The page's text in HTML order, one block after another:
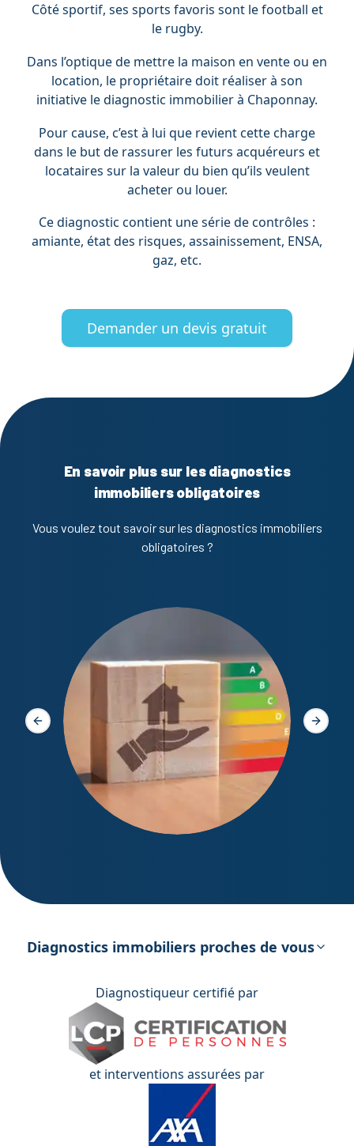
Côté sportif, ses sports favoris sont le football et
le rugby.
Dans l’optique de mettre la maison en vente ou en
location, le propriétaire doit réaliser à son
initiative le diagnostic immobilier à Chaponnay.
Pour cause, c’est à lui que revient cette charge
dans le but de rassurer les futurs acquéreurs et
locataires sur la valeur du bien qu’ils veulent
acheter ou louer.
Ce diagnostic contient une série de contrôles :
amiante, état des risques, assainissement, ENSA,
gaz, etc.
Demander un devis gratuit
En savoir plus sur les diagnostics
immobiliers obligatoires
Vous voulez tout savoir sur les diagnostics immobiliers
obligatoires ?
énergétique
Slide précédente Slide
Diagnostics immobiliers proches de vous
Diagnostiqueur certifié par
et interventions assurées par